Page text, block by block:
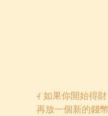
4 如果你開始得
再放一個新的錢